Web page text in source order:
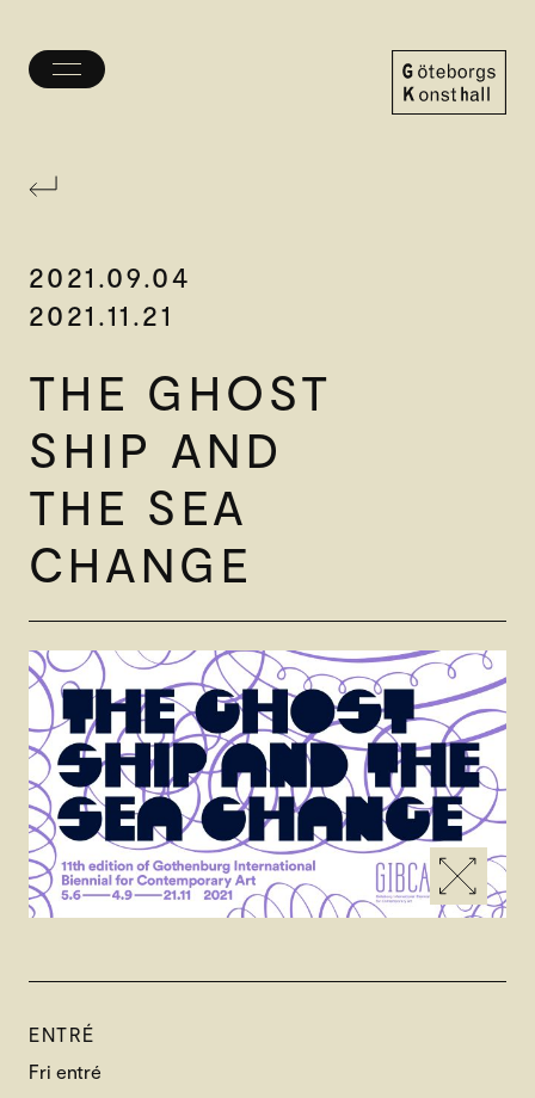
Öppna/stäng
2021.09.04
2021.11.21
THE GHOST
SHIP AND
THE SEA
CHANGE
ENTRÉ
Fri entré